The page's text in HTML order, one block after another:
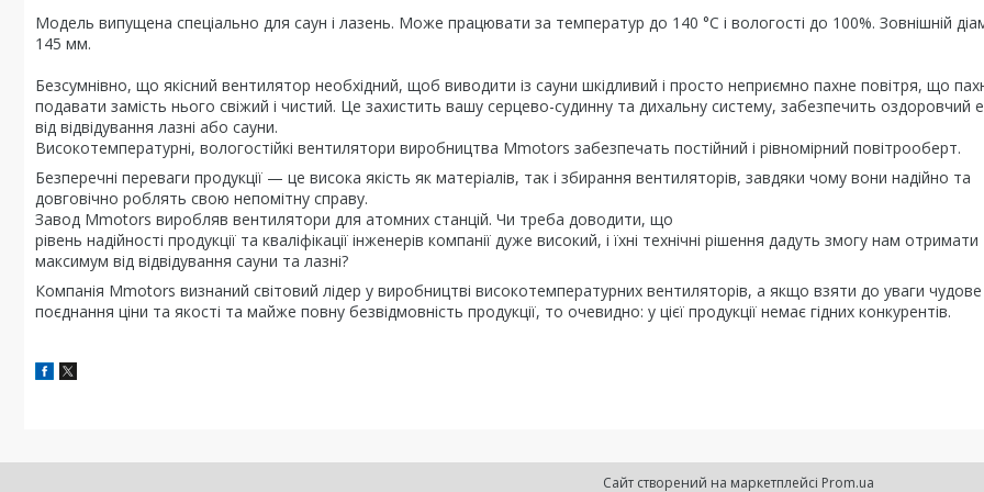
Модель випущена спеціально для саун і лазень. Може працювати за температур до 140 °C і вологості до 100%. Зовнішній
145 мм.
Безсумнівно, що якісний вентилятор необхідний, щоб виводити із сауни шкідливий і просто неприємно пахне повітря, що
подавати замість нього свіжий і чистий. Це захистить вашу серцево-судинну та дихальну систему, забезпечить оздоровчий
від відвідування лазні або сауни.
Високотемпературні, вологостійкі вентилятори виробництва Mmotors забезпечать постійний і рівномірний повітрооберт.
Безперечні переваги продукції — це висока якість як матеріалів, так і збирання вентиляторів, завдяки чому вони надійно та
довговічно роблять свою непомітну справу.
Завод Mmotors виробляв вентилятори для атомних станцій. Чи треба доводити, що
рівень надійності продукції та кваліфікації інженерів компанії дуже високий, і їхні технічні рішення дадуть змогу нам отримати
максимум від відвідування сауни та лазні?
Компанія Mmotors визнаний світовий лідер у виробництві високотемпературних вентиляторів, а якщо взяти до уваги чудове
поєднання ціни та якості та майже повну безвідмовність продукції, то очевидно: у цієї продукції немає гідних конкурентів.
Сайт створений на маркетплейсі Prom.ua